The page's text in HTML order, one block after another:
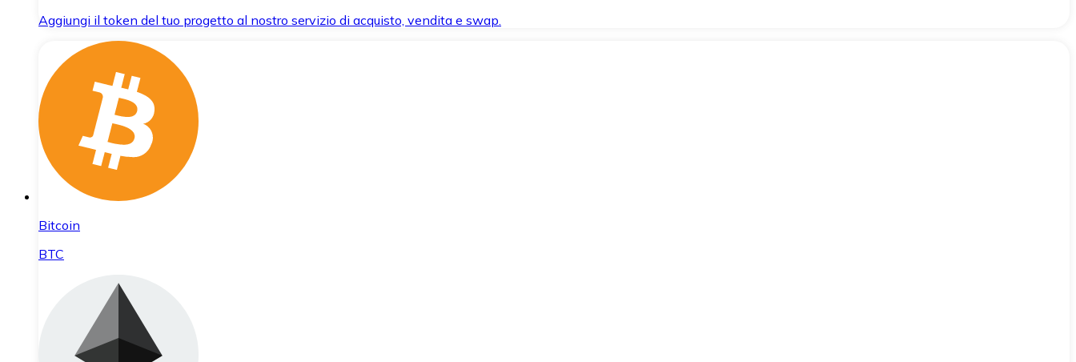
Aggiungi il token del tuo progetto al nostro servizio di acquisto, vendita e swap.
Bitcoin
BTC